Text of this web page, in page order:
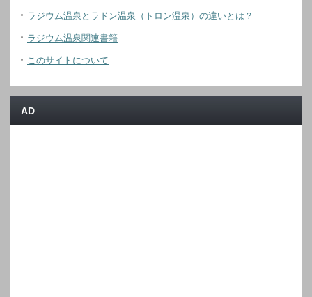
ラジウム温泉とラドン温泉（トロン温泉）の違いとは？
ラジウム温泉関連書籍
このサイトについて
AD